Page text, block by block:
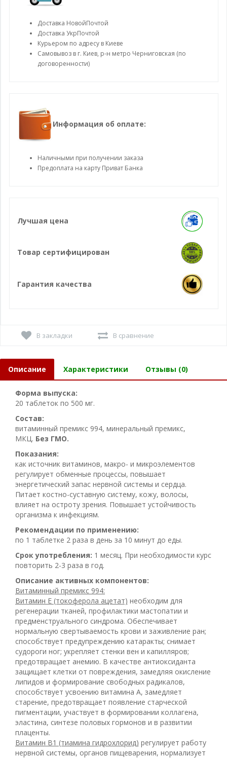
Доставка НовойПочтой
Доставка УкрПочтой
Курьером по адресу в Киеве
Самовывоз в г. Киев, р-н метро Черниговская (по
договоренности)
Информация об оплате:
Наличными при получении заказа
Предоплата на карту Приват Банка
Лучшая цена
Товар сертифицирован
Гарантия качества
В закладки В сравнение
Описание Характеристики Отзывы (0)
Форма выпуска:
20 таблеток по 500 мг.
Состав:
витаминный премикс 994, минеральный премикс,
МКЦ. Без ГМО.
Показания:
как источник витаминов, макро- и микроэлементов
регулирует обменные процессы, повышает
энергетический запас нервной системы и сердца.
Питает костно-суставную систему, кожу, волосы,
влияет на остроту зрения. Повышает устойчивость
организма к инфекциям.
Рекомендации по применению:
по 1 таблетке 2 раза в день за 10 минут до еды.
Срок употребления: 1 месяц. При необходимости курс
повторить 2-3 раза в год.
Описание активных компонентов:
Витаминный премикс 994:
Витамин Е (токоферола ацетат) необходим для
регенерации тканей, профилактики мастопатии и
предменструального синдрома. Обеспечивает
нормальную свертываемость крови и заживление ран;
способствует предупреждению катаракты; снимает
судороги ног; укрепляет стенки вен и капилляров;
предотвращает анемию. В качестве антиоксиданта
защищает клетки от повреждения, замедляя окисление
липидов и формирование свободных радикалов,
способствует усвоению витамина А, замедляет
старение, предотвращает появление старческой
пигментации, участвует в формировании коллагена,
эластина, синтезе половых гормонов и в развитии
плаценты.
Витамин В1 (тиамина гидрохлорид) регулирует работу
нервной системы, органов пищеварения, нормализует